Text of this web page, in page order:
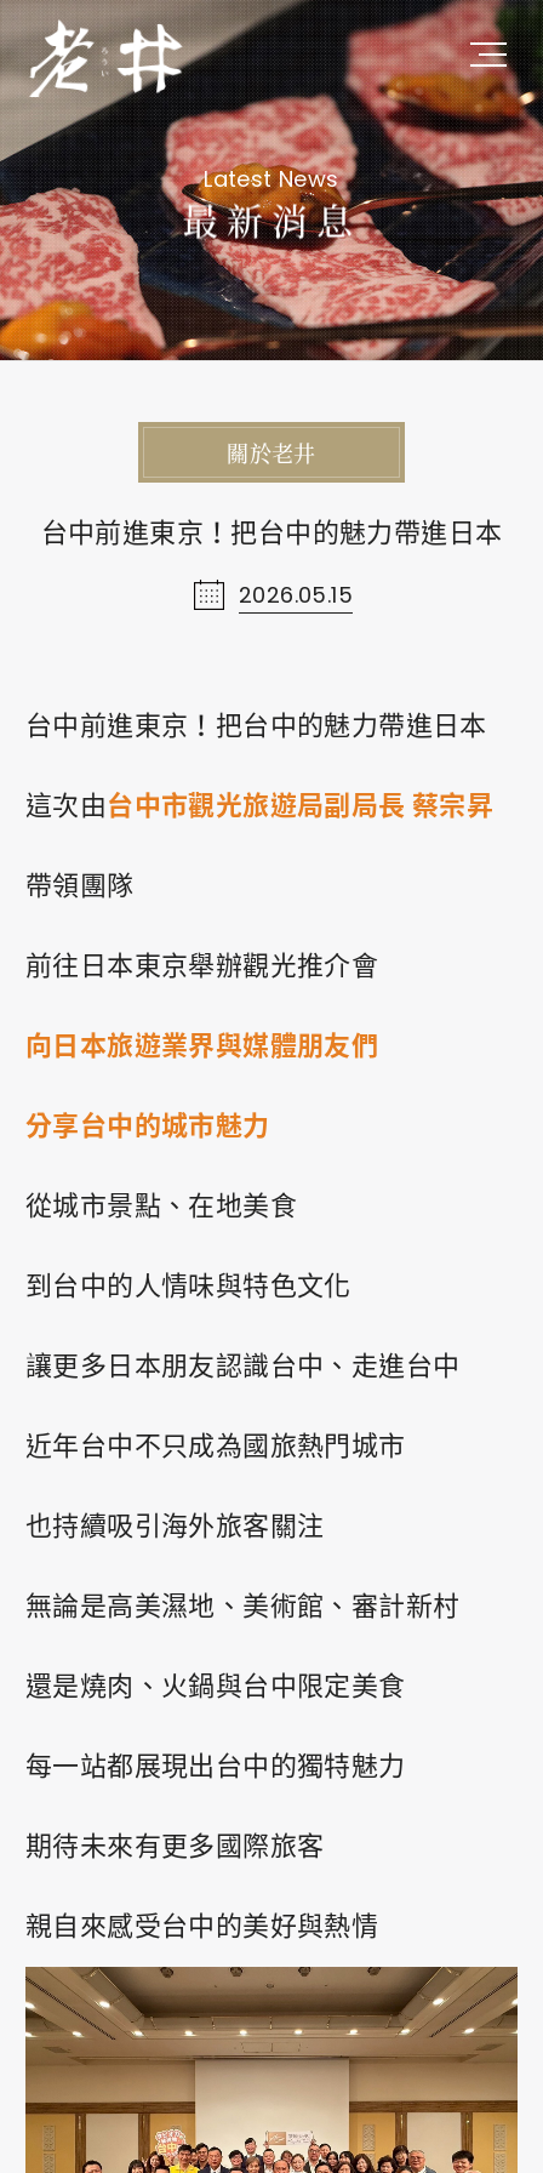
關於老井
About Us
私たちについて
最新消息
Latest News
関連ブランド
線上購物
Contact Us
Sitemap
PRIVACY FACEBOOK
Latest News
最新消息
關於老井
台中前進東京！把台中的魅力帶進日本
2026.05.15
台中前進東京！把台中的魅力帶進日本
這次由台中市觀光旅遊局副局長 蔡宗昇
帶領團隊
前往日本東京舉辦觀光推介會
向日本旅遊業界與媒體朋友們
分享台中的城市魅力
從城市景點、在地美食
到台中的人情味與特色文化
讓更多日本朋友認識台中、走進台中
近年台中不只成為國旅熱門城市
也持續吸引海外旅客關注
無論是高美濕地、美術館、審計新村
還是燒肉、火鍋與台中限定美食
每一站都展現出台中的獨特魅力
期待未來有更多國際旅客
親自來感受台中的美好與熱情